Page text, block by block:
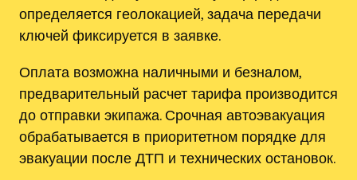
определяется геолокацией, задача передачи
ключей фиксируется в заявке.
Оплата возможна наличными и безналом,
предварительный расчет тарифа производится
до отправки экипажа. Срочная автоэвакуация
обрабатывается в приоритетном порядке для
эвакуации после ДТП и технических остановок.